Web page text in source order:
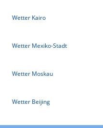
Wetter Kairo
Wetter Mexiko-Stadt
Wetter Moskau
Wetter Beijing